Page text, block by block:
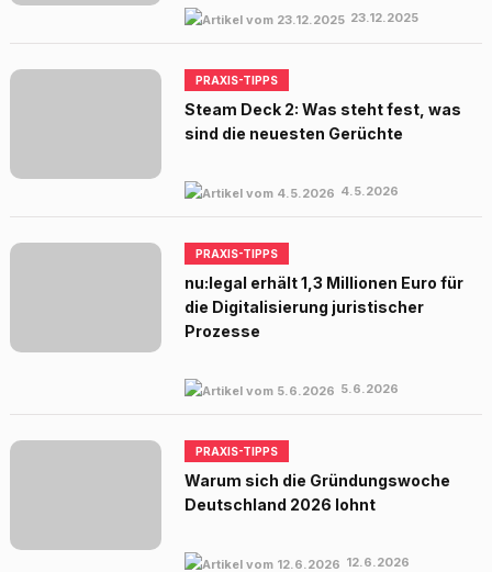
23.12.2025
PRAXIS-TIPPS
Steam Deck 2: Was steht fest, was
sind die neuesten Gerüchte
4.5.2026
PRAXIS-TIPPS
nu:legal erhält 1,3 Millionen Euro für
die Digitalisierung juristischer
Prozesse
5.6.2026
PRAXIS-TIPPS
Warum sich die Gründungswoche
Deutschland 2026 lohnt
12.6.2026